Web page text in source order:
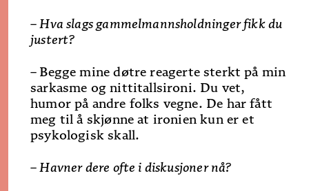
– Hva slags gammelmannsholdninger fikk du
justert?
– Begge mine døtre reagerte sterkt på min
sarkasme og nittitallsironi. Du vet,
humor på andre folks vegne. De har fått
meg til å skjønne at ironien kun er et
psykologisk skall.
– Havner dere ofte i diskusjoner nå?